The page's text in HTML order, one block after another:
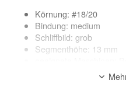
Körnung: #18/20
Bindung: medium
Schliffbild: grob
Segmenthöhe: 13 mm